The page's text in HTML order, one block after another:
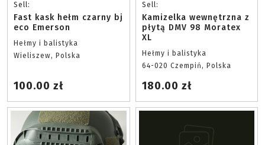
Sell:
Fast kask hełm czarny bj
eco Emerson
Hełmy i balistyka
Wieliszew, Polska
100.00 zł
Sell:
Kamizelka wewnętrzna z
płytą DMV 98 Moratex
XL
Hełmy i balistyka
64-020 Czempiń, Polska
180.00 zł